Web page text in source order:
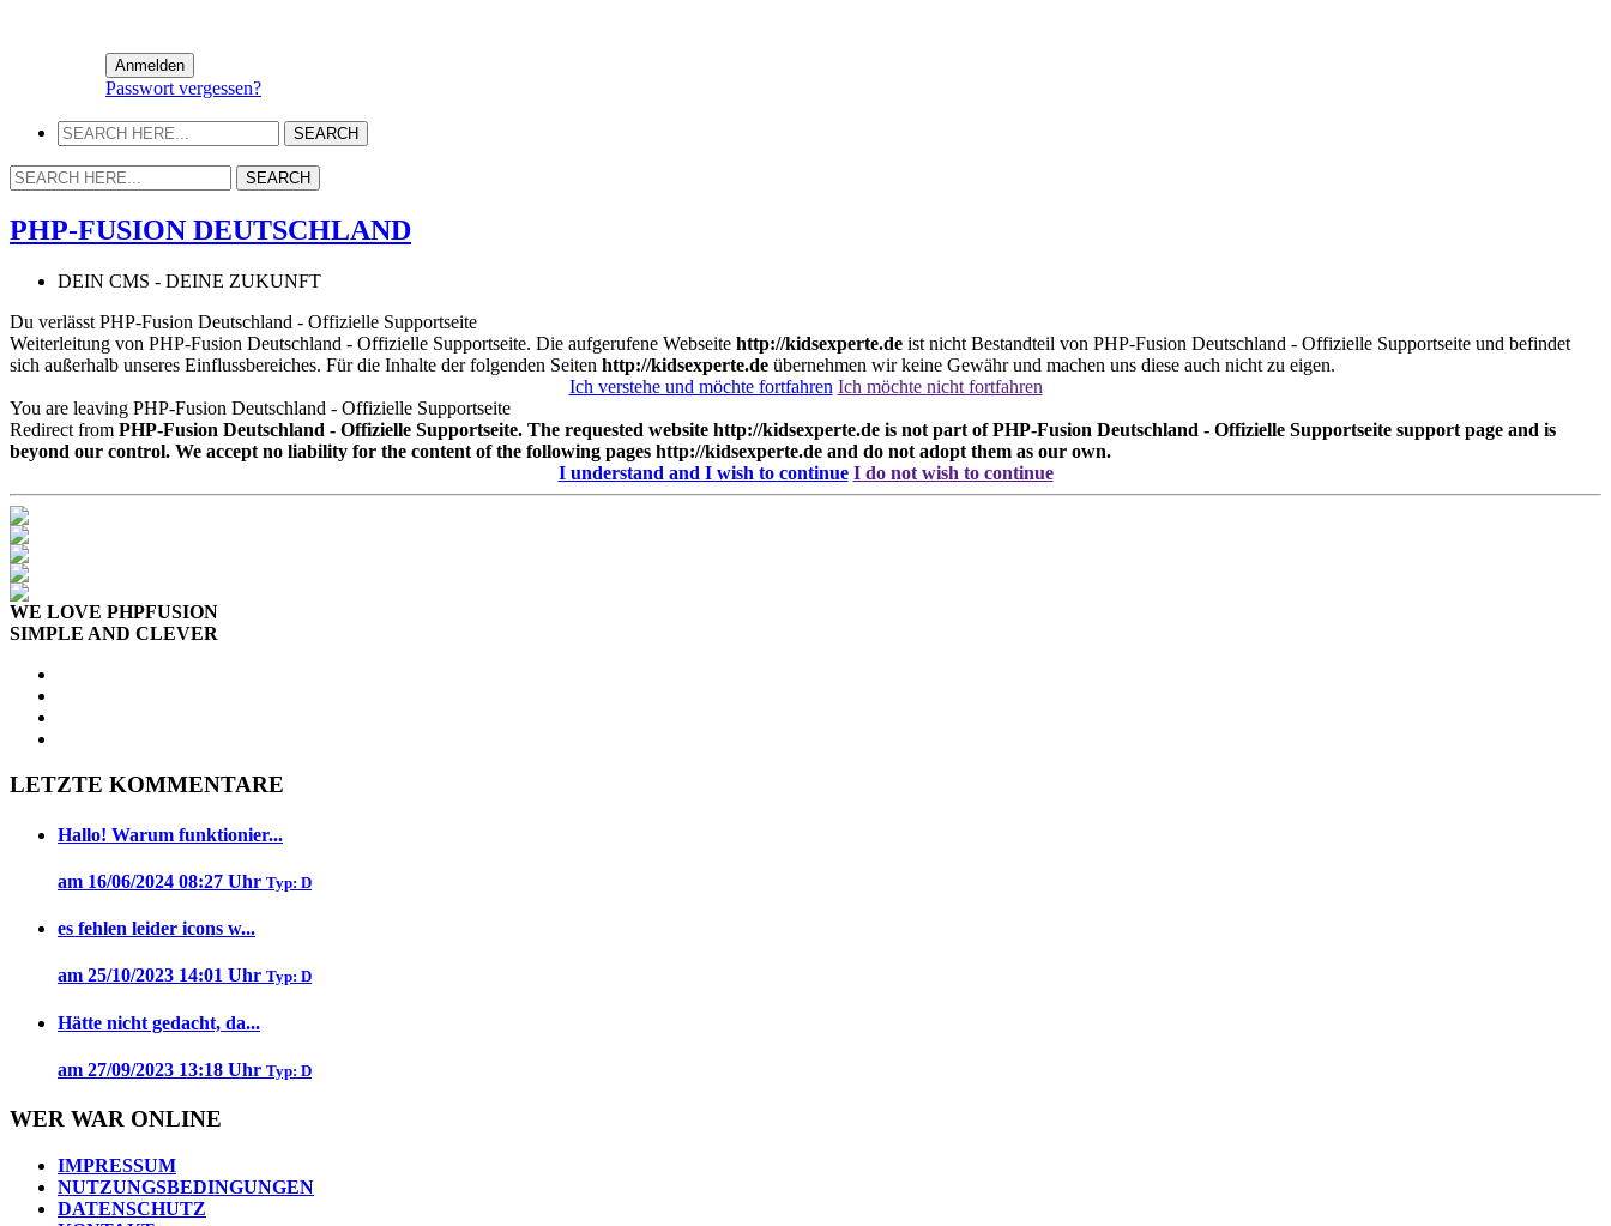
Passwort vergessen?
PHP-FUSION DEUTSCHLAND
DEIN CMS - DEINE ZUKUNFT
Du verlässt PHP-Fusion Deutschland - Offizielle Supportseite
Weiterleitung von PHP-Fusion Deutschland - Offizielle Supportseite. Die aufgerufene Webseite http://kidsexperte.de ist nicht Bestandteil von PHP-Fusion Deutschland - Offizielle Supportseite und befindet
sich außerhalb unseres Einflussbereiches. Für die Inhalte der folgenden Seiten http://kidsexperte.de übernehmen wir keine Gewähr und machen uns diese auch nicht zu eigen.
Ich verstehe und möchte fortfahren Ich möchte nicht fortfahren
You are leaving PHP-Fusion Deutschland - Offizielle Supportseite
Redirect from PHP-Fusion Deutschland - Offizielle Supportseite. The requested website http://kidsexperte.de is not part of PHP-Fusion Deutschland - Offizielle Supportseite support page and is
beyond our control. We accept no liability for the content of the following pages http://kidsexperte.de and do not adopt them as our own.
I understand and I wish to continue I do not wish to continue
WE LOVE PHPFUSION
SIMPLE AND CLEVER
LETZTE KOMMENTARE
Hallo! Warum funktionier...
am 16/06/2024 08:27 Uhr Typ: D
es fehlen leider icons w...
am 25/10/2023 14:01 Uhr Typ: D
Hätte nicht gedacht, da...
am 27/09/2023 13:18 Uhr Typ: D
WER WAR ONLINE
IMPRESSUM
NUTZUNGSBEDINGUNGEN
DATENSCHUTZ